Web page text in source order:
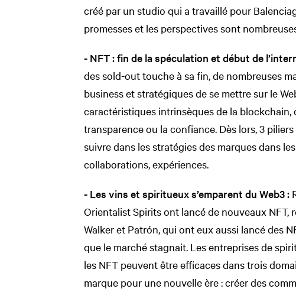
créé par un studio qui a travaillé pour
promesses et les perspectives sont
- NFT : fin de la spéculation et début de
des sold-out touche à sa fin, de nombreuses
business et stratégiques de se mettre sur le
caractéristiques intrinsèques de la blockchain,
transparence ou la confiance. Dès lors, 3
suivre dans les stratégies des marques dans
collaborations, expériences.
- Les vins et spiritueux s’emparent du Web3 :
Orientalist Spirits ont lancé de nouveaux NFT,
Walker et Patrón, qui ont eux aussi lancé des
que le marché stagnait. Les entreprises de
les NFT peuvent être efficaces dans trois
marque pour une nouvelle ère : créer des